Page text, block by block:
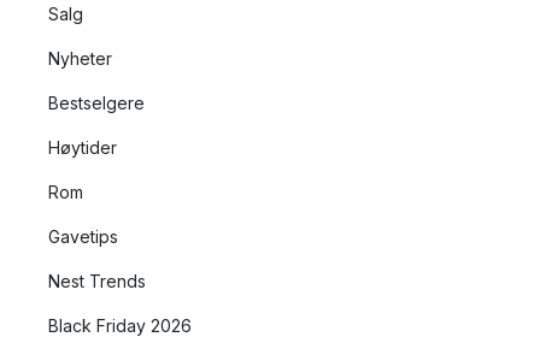
Salg
Nyheter
Bestselgere
Høytider
Rom
Gavetips
Nest Trends
Black Friday 2026